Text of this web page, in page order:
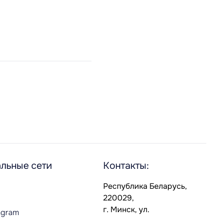
сети Контакты:
Республика Беларусь,
220029,
г. Минск, ул.